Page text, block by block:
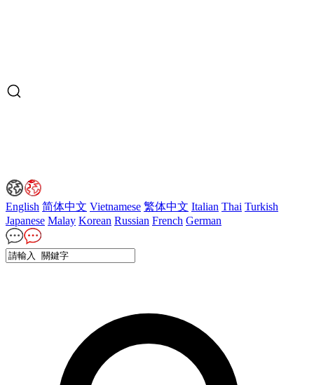
English 简体中文 Vietnamese 繁体中文 Italian Thai Turkish
Japanese Malay Korean Russian French German